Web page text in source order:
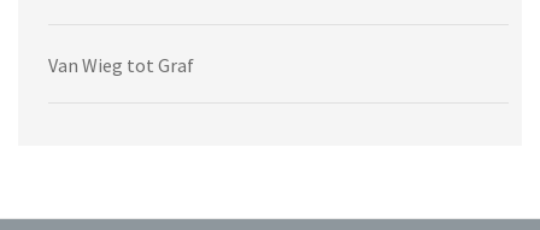
Van Wieg tot Graf